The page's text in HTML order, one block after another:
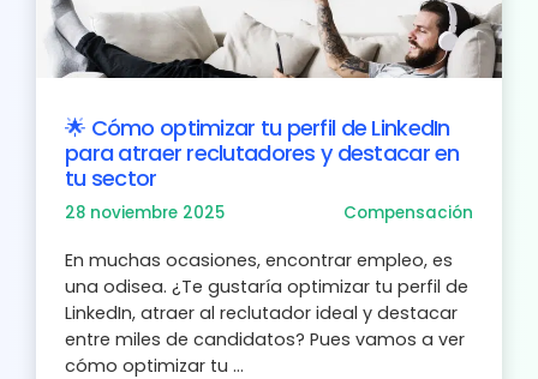
🌟 Cómo optimizar tu perfil de LinkedIn
para atraer reclutadores y destacar en
tu sector
28 noviembre 2025 Compensación
En muchas ocasiones, encontrar empleo, es
una odisea. ¿Te gustaría optimizar tu perfil de
LinkedIn, atraer al reclutador ideal y destacar
entre miles de candidatos? Pues vamos a ver
cómo optimizar tu ...